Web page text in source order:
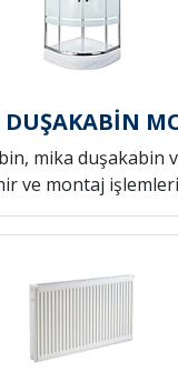
DUŞAKABİN
mika duşakabin
ve montaj